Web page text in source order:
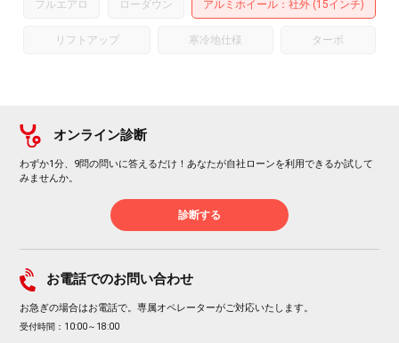
フルエアロ ローダウン アルミホイール：社外 (15インチ)
リフトアップ 寒冷地仕様 ターボ
オンライン診断
わずか1分、9問の問いに答えるだけ！あなたが自社ローンを利用できるか試して
みませんか。
診断する
お電話でのお問い合わせ
お急ぎの場合はお電話で。専属オペレーターがご対応いたします。
受付時間：10:00～18:00